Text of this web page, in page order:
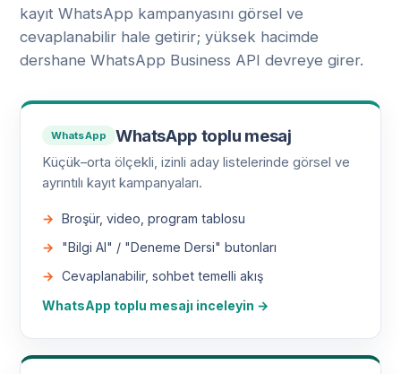
kayıt WhatsApp kampanyasını görsel ve
cevaplanabilir hale getirir; yüksek hacimde
dershane WhatsApp Business API devreye girer.
WhatsApp WhatsApp toplu mesaj
Küçük–orta ölçekli, izinli aday listelerinde görsel ve
ayrıntılı kayıt kampanyaları.
Broşür, video, program tablosu
"Bilgi Al" / "Deneme Dersi" butonları
Cevaplanabilir, sohbet temelli akış
WhatsApp toplu mesajı inceleyin →